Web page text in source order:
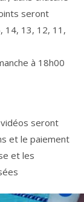
seront
14, 13, 12, 11,
à 18h00
seront
et le paiement
et les